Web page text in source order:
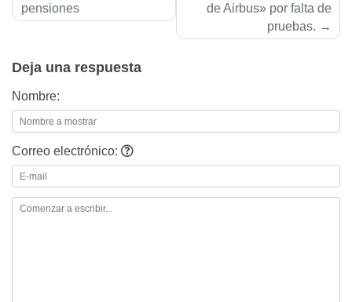
depensiones
de Airbus» por falta de
pruebas.
Deja una respuesta
Nombre:
Correo electrónico: